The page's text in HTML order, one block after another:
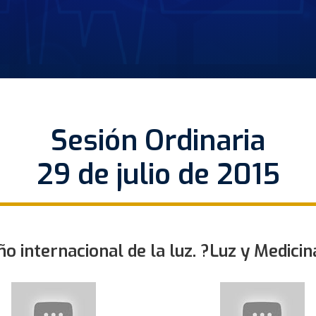
Sesión Ordinaria
29 de julio de 2015
internacional de la luz. ?Luz y